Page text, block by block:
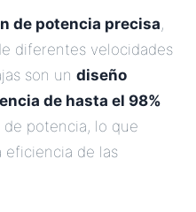
de potencia precisa,
diferentes velocidades
son un diseño
de hasta el 98%
potencia, lo que
eficiencia de las